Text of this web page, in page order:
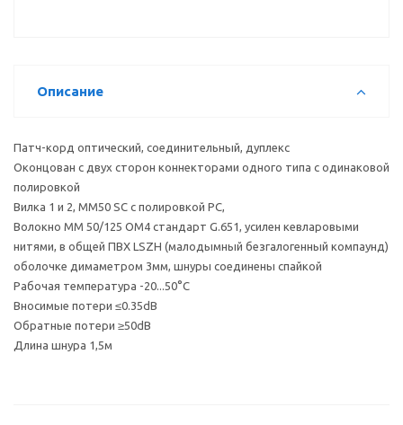
Описание
Патч-корд оптический, соединительный, дуплекс
Оконцован с двух сторон коннекторами одного типа с одинаковой
полировкой
Вилка 1 и 2, MM50 SC с полировкой PC,
Волокно MM 50/125 OM4 стандарт G.651, усилен кевларовыми
нитями, в общей ПВХ LSZH (малодымный безгалогенный компаунд)
оболочке димаметром 3мм, шнуры соединены спайкой
Рабочая температура -20...50°С
Вносимые потери ≤0.35dB
Обратные потери ≥50dB
Длина шнура 1,5м